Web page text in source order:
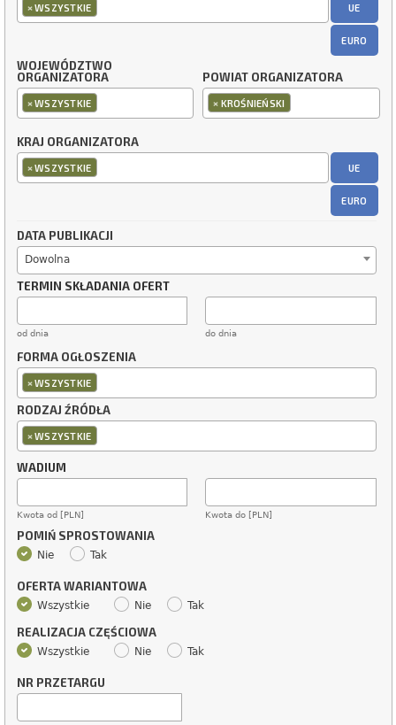
×WSZYSTKIE UE
EURO
WOJEWÓDZTWO
ORGANIZATORA
×WSZYSTKIE
POWIAT ORGANIZATORA
× KROŚNIEŃSKI
KRAJ ORGANIZATORA
×WSZYSTKIE UE
EURO
DATA PUBLIKACJI
Dowolna
TERMIN SKŁADANIA OFERT
od dnia do dnia
FORMA OGŁOSZENIA
×WSZYSTKIE
RODZAJ ŹRÓDŁA
×WSZYSTKIE
WADIUM
Kwota od [PLN] Kwota do [PLN]
POMIŃ SPROSTOWANIA
Nie Tak
OFERTA WARIANTOWA
Wszystkie Nie Tak
REALIZACJA CZĘŚCIOWA
Wszystkie Nie Tak
NR PRZETARGU